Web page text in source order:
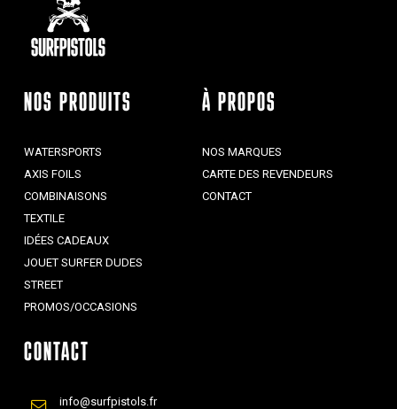
NOS PRODUITS
WATERSPORTS
AXIS FOILS
COMBINAISONS
TEXTILE
IDÉES CADEAUX
JOUET SURFER DUDES
STREET
PROMOS/OCCASIONS
À PROPOS
NOS MARQUES
CARTE DES REVENDEURS
CONTACT
CONTACT
info@surfpistols.fr